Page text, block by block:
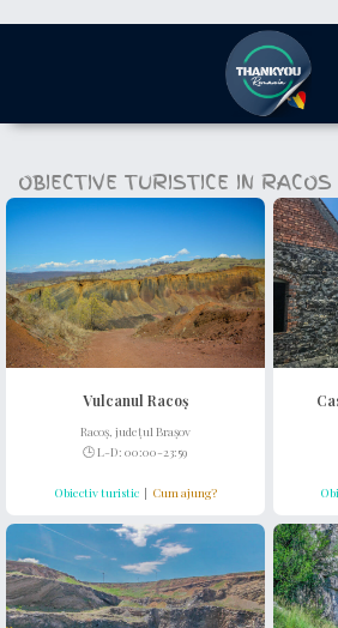
OBIECTIVE TURISTICE IN RACOS
Vulcanul Racoș
Racoș, județul Brașov
🕒 L-D: 00:00-23:59
Obiectiv turistic | Cum ajung?